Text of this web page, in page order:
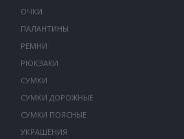
ОЧКИ
ПАЛАНТИНЫ
РЕМНИ
РЮКЗАКИ
СУМКИ
СУМКИ ДОРОЖНЫЕ
СУМКИ ПОЯСНЫЕ
УКРАШЕНИЯ